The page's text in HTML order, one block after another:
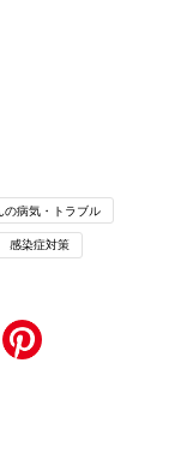
の病気・トラブル
感染症対策